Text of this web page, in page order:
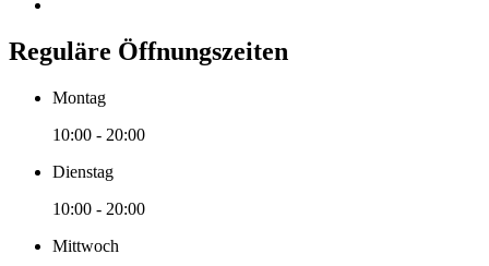
Reguläre Öffnungszeiten
Montag
10:00 - 20:00
Dienstag
10:00 - 20:00
Mittwoch